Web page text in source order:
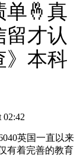
单🤞真
留才认
》本科
02:42
英国一直以来
有着完善的教育